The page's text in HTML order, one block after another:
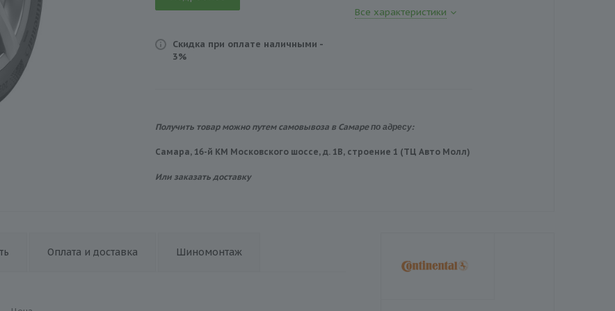
Скидка при оплате наличными -
3%
Все характеристики
Получить товар можно путем самовывоза в Самарепо адресу:
Самара, 16-й КМ Московского шоссе, д. 1В, строение 1 (ТЦ Авто Молл)
Или заказать доставку
Оплата и доставка Шиномонтаж